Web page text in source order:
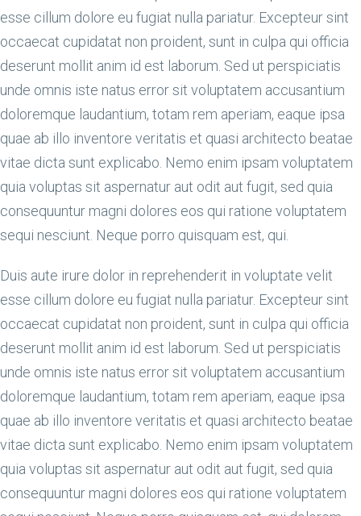
esse cillum dolore eu fugiat nulla pariatur. Excepteur sint
occaecat cupidatat non proident, sunt in culpa qui officia
deserunt mollit anim id est laborum. Sed ut perspiciatis
unde omnis iste natus error sit voluptatem accusantium
doloremque laudantium, totam rem aperiam, eaque ipsa
quae ab illo inventore veritatis et quasi architecto beatae
vitae dicta sunt explicabo. Nemo enim ipsam voluptatem
quia voluptas sit aspernatur aut odit aut fugit, sed quia
consequuntur magni dolores eos qui ratione voluptatem
sequi nesciunt. Neque porro quisquam est, qui.
Duis aute irure dolor in reprehenderit in voluptate velit
esse cillum dolore eu fugiat nulla pariatur. Excepteur sint
occaecat cupidatat non proident, sunt in culpa qui officia
deserunt mollit anim id est laborum. Sed ut perspiciatis
unde omnis iste natus error sit voluptatem accusantium
doloremque laudantium, totam rem aperiam, eaque ipsa
quae ab illo inventore veritatis et quasi architecto beatae
vitae dicta sunt explicabo. Nemo enim ipsam voluptatem
quia voluptas sit aspernatur aut odit aut fugit, sed quia
consequuntur magni dolores eos qui ratione voluptatem